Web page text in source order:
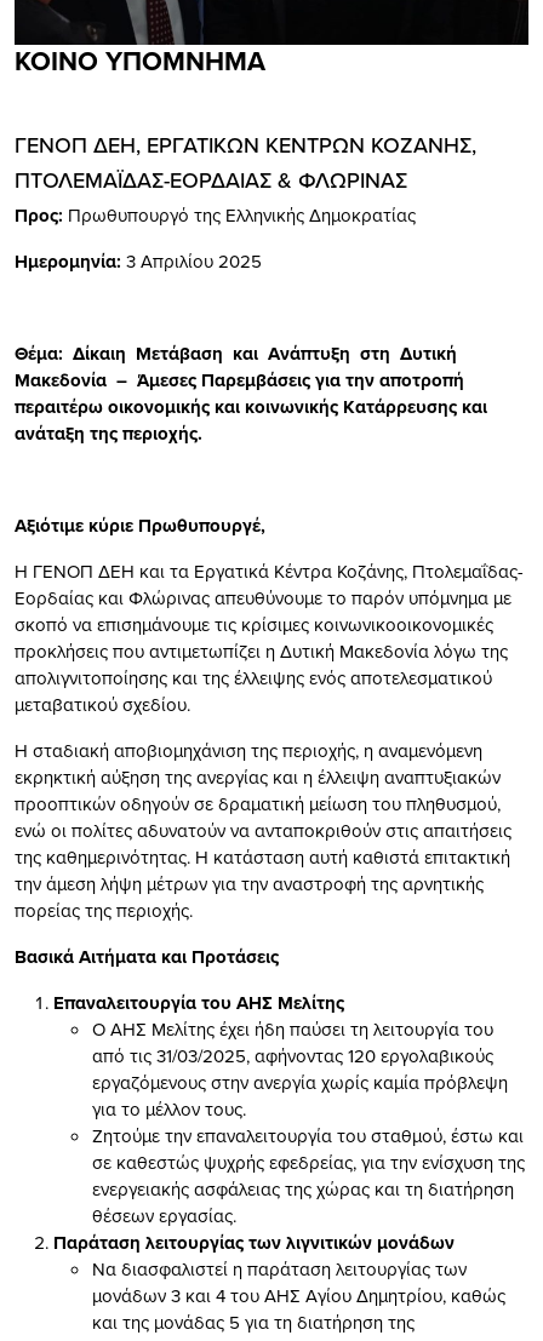
ΚΟΙΝΟ ΥΠΟΜΝΗΜΑ
ΓΕΝΟΠ ΔΕΗ, ΕΡΓΑΤΙΚΩΝ ΚΕΝΤΡΩΝ ΚΟΖΑΝΗΣ,
ΠΤΟΛΕΜΑΪΔΑΣ-ΕΟΡΔΑΙΑΣ & ΦΛΩΡΙΝΑΣ
Προς: Πρωθυπουργό της Ελληνικής Δημοκρατίας
Ημερομηνία: 3 Απριλίου 2025
Θέμα: Δίκαιη Μετάβαση και Ανάπτυξη στη Δυτική
Μακεδονία – Άμεσες Παρεμβάσεις για την αποτροπή
περαιτέρω οικονομικής και κοινωνικής Κατάρρευσης και
ανάταξη της περιοχής.
Αξιότιμε κύριε Πρωθυπουργέ,
Η ΓΕΝΟΠ ΔΕΗ και τα Εργατικά Κέντρα Κοζάνης, Πτολεμαΐδας-
Εορδαίας και Φλώρινας απευθύνουμε το παρόν υπόμνημα με
σκοπό να επισημάνουμε τις κρίσιμες κοινωνικοοικονομικές
προκλήσεις που αντιμετωπίζει η Δυτική Μακεδονία λόγω της
απολιγνιτοποίησης και της έλλειψης ενός αποτελεσματικού
μεταβατικού σχεδίου.
Η σταδιακή αποβιομηχάνιση της περιοχής, η αναμενόμενη
εκρηκτική αύξηση της ανεργίας και η έλλειψη αναπτυξιακών
προοπτικών οδηγούν σε δραματική μείωση του πληθυσμού,
ενώ οι πολίτες αδυνατούν να ανταποκριθούν στις απαιτήσεις
της καθημερινότητας. Η κατάσταση αυτή καθιστά επιτακτική
την άμεση λήψη μέτρων για την αναστροφή της αρνητικής
πορείας της περιοχής.
Βασικά Αιτήματα και Προτάσεις
Επαναλειτουργία του ΑΗΣ Μελίτης
Ο ΑΗΣ Μελίτης έχει ήδη παύσει τη λειτουργία του
από τις 31/03/2025, αφήνοντας 120 εργολαβικούς
εργαζόμενους στην ανεργία χωρίς καμία πρόβλεψη
για το μέλλον τους.
Ζητούμε την επαναλειτουργία του σταθμού, έστω και
σε καθεστώς ψυχρής εφεδρείας, για την ενίσχυση της
ενεργειακής ασφάλειας της χώρας και τη διατήρηση
θέσεων εργασίας.
Παράταση λειτουργίας των λιγνιτικών μονάδων
Να διασφαλιστεί η παράταση λειτουργίας των
μονάδων 3 και 4 του ΑΗΣ Αγίου Δημητρίου, καθώς
και της μονάδας 5 για τη διατήρηση της